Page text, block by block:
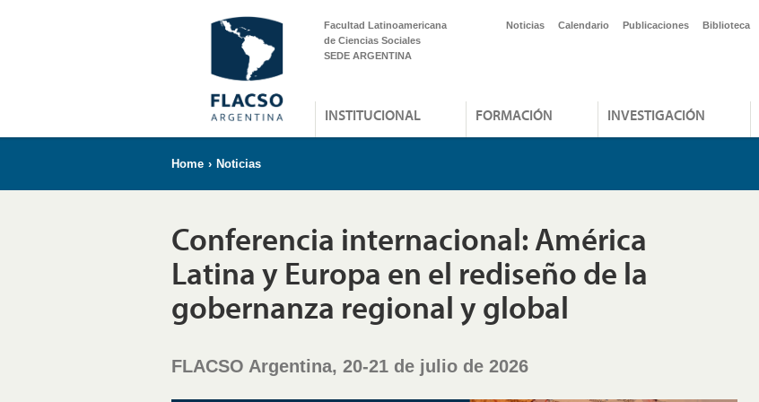
Facultad Latinoamericana
de Ciencias Sociales
SEDE ARGENTINA
Noticias Calendario Publicaciones Biblioteca
INSTITUCIONAL FORMACIÓN INVESTIGACIÓN
Home › Noticias
Conferencia internacional: América
Latina y Europa en el rediseño de la
gobernanza regional y global
FLACSO Argentina, 20-21 de julio de 2026